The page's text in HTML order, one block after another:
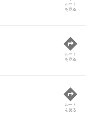
ルート
を見る
ルート
を見る
ルート
を見る